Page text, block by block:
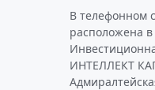
В телефонном
расположена
ИНТЕЛЛЕКТ